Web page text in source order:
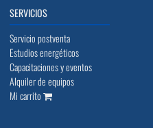
SERVICIOS
Servicio postventa
Estudios energéticos
Capacitaciones y eventos
Alquiler de equipos
Mi carrito